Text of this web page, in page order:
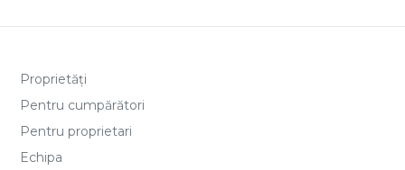
Proprietăți
Pentru cumpărători
Pentru proprietari
Echipa